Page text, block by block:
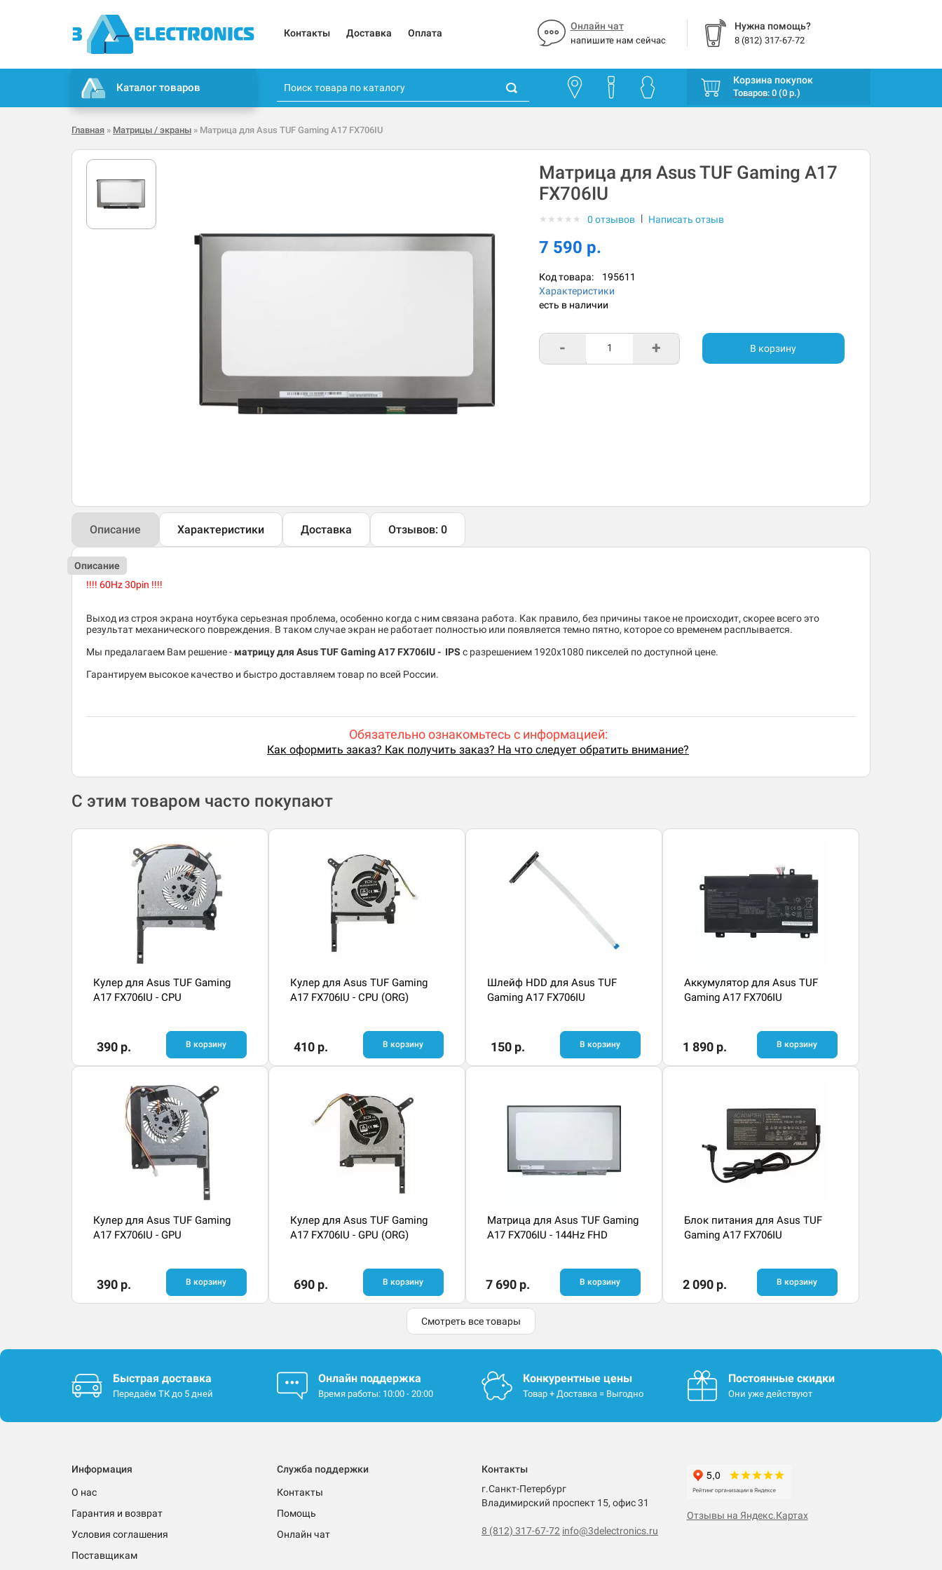
Контакты Доставка Оплата
Онлайн чат
напишите нам сейчас
Нужна помощь?
8 (812) 317-67-72
Каталог товаров
Корзина покупок
Товаров: 0 (0 р.)
Главная » Матрицы / экраны » Матрица для Asus TUF Gaming A17 FX706IU
Матрица для Asus TUF Gaming A17
FX706IU
★ ★ ★ ★ ★ 0 отзывов | Написать отзыв
7 590 р.
Код товара: 195611
Характеристики
есть в наличии
- + В корзину
Описание Характеристики Доставка Отзывов: 0
Описание
!!!! 60Hz 30pin !!!!
Выход из строя экрана ноутбука серьезная проблема, особенно когда с ним связана работа. Как правило, без причины такое не происходит, скорее всего это
результат механического повреждения. В таком случае экран не работает полностью или появляется темно пятно, которое со временем расплывается.
Мы предалагаем Вам решение - матрицу для Asus TUF Gaming A17 FX706IU - IPS c разрешением 1920x1080 пикселей по доступной цене.
Гарантируем высокое качество и быстро доставляем товар по всей России.
Обязательно ознакомьтесь с информацией:
Как оформить заказ? Как получить заказ? На что следует обратить внимание?
С этим товаром часто покупают
Кулер для Asus TUF Gaming
A17 FX706IU - CPU
390 р. В корзину
Кулер для Asus TUF Gaming
A17 FX706IU - CPU (ORG)
410 р. В корзину
Шлейф HDD для Asus TUF
Gaming A17 FX706IU
150 р. В корзину
Аккумулятор для Asus TUF
Gaming A17 FX706IU
1 890 р. В корзину
Кулер для Asus TUF Gaming
A17 FX706IU - GPU
390 р. В корзину
Кулер для Asus TUF Gaming
A17 FX706IU - GPU (ORG)
690 р. В корзину
Матрица для Asus TUF Gaming
A17 FX706IU - 144Hz FHD
7 690 р. В корзину
Блок питания для Asus TUF
Gaming A17 FX706IU
2 090 р. В корзину
Смотреть все товары
Быстрая доставка
Передаём ТК до 5 дней
Онлайн поддержка
Время работы: 10:00 - 20:00
Конкурентные цены
Товар + Доставка = Выгодно
Постоянные скидки
Они уже действуют
Информация
О нас
Гарантия и возврат
Условия соглашения
Поставщикам
Служба поддержки
Контакты
Помощь
Онлайн чат
Контакты
г.Санкт-Петербург
Владимирский проспект 15, офис 31
8 (812) 317-67-72 info@3delectronics.ru
Отзывы на Яндекс.Картах